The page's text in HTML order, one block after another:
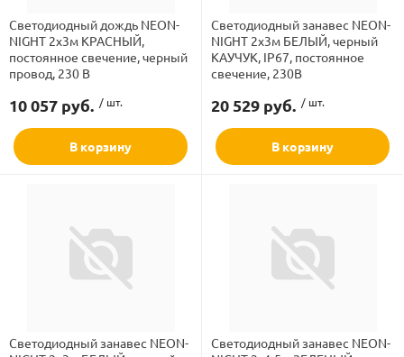
Светодиодный дождь NEON-
NIGHT 2х3м КРАСНЫЙ,
постоянное свечение, черный
провод, 230 В
10 057 руб. / шт.
В корзину
Светодиодный занавес NEON-
NIGHT 2х3м БЕЛЫЙ, черный
КАУЧУК, IP67, постоянное
свечение, 230В
20 529 руб. / шт.
В корзину
Светодиодный занавес NEON-
Светодиодный занавес NEON-